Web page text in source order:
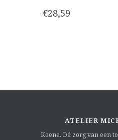
€28,59
ATELIER
Koene. Dé zorg van een